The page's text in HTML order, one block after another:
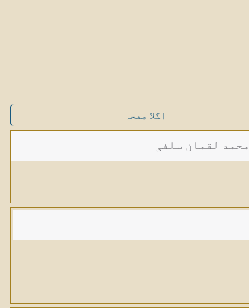
اگلا صفحہ
لقمان سلفی